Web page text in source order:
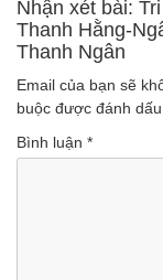
(Lượt nghe: 149)
Nhận xét bài:
Thanh Hằng-
Thanh Ngân
Email của bạn sẽ
buộc được đánh dấu
Bình luận *